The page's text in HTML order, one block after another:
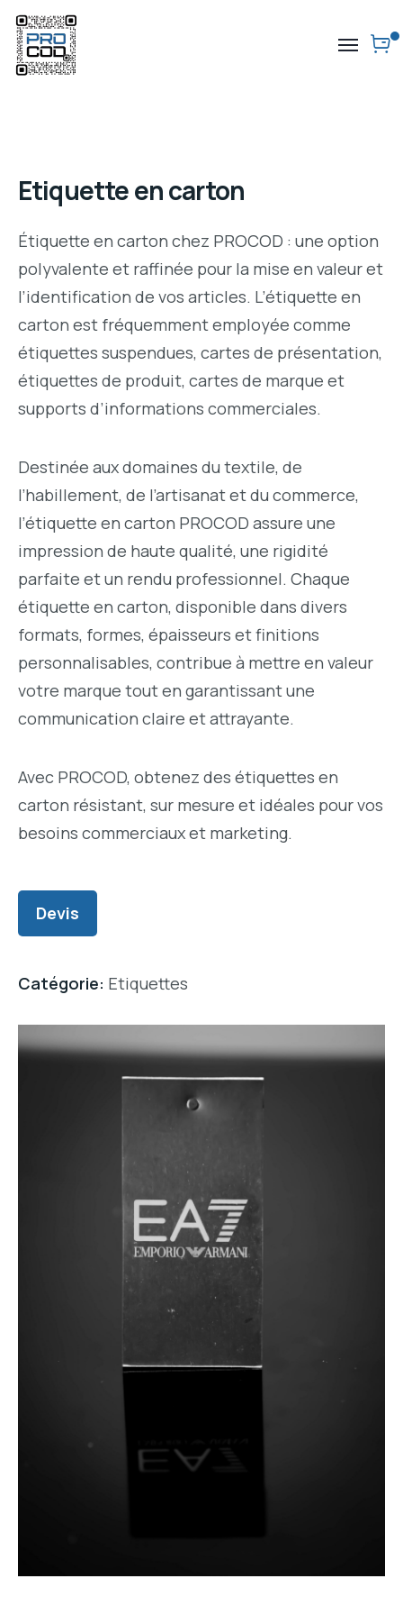
Etiquette en carton
Étiquette en carton chez PROCOD : une option
polyvalente et raffinée pour la mise en valeur et
l’identification de vos articles. L’étiquette en
carton est fréquemment employée comme
étiquettes suspendues, cartes de présentation,
étiquettes de produit, cartes de marque et
supports d’informations commerciales.
Destinée aux domaines du textile, de
l’habillement, de l’artisanat et du commerce,
l’étiquette en carton PROCOD assure une
impression de haute qualité, une rigidité
parfaite et un rendu professionnel. Chaque
étiquette en carton, disponible dans divers
formats, formes, épaisseurs et finitions
personnalisables, contribue à mettre en valeur
votre marque tout en garantissant une
communication claire et attrayante.
Avec PROCOD, obtenez des étiquettes en
carton résistant, sur mesure et idéales pour vos
besoins commerciaux et marketing.
Devis
Catégorie: Etiquettes